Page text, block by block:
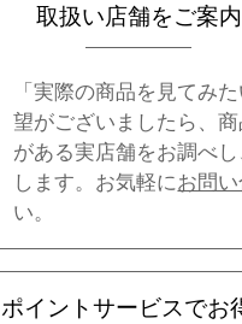
取扱い店舗をご案内
「実際の商品を見てみ
望がございましたら、
がある実店舗をお調べ
します。お気軽にお問
い。
ポイントサービスでお